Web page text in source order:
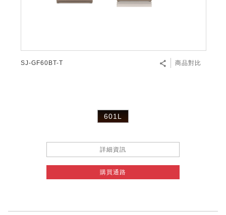
SJ-GF60BT-T 商品對比
601L
詳細資訊
購買通路